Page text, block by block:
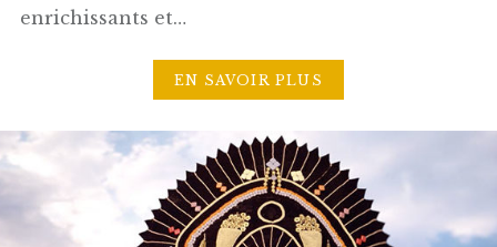
enrichissants et…
EN SAVOIR PLUS